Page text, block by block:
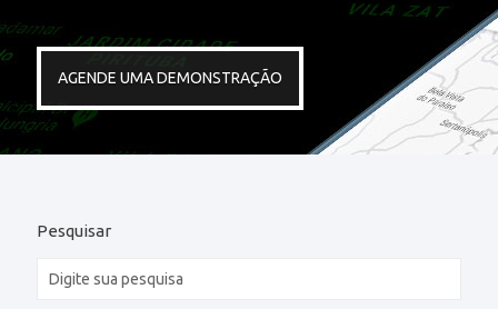
AGENDE UMA DEMONSTRAÇÃO
Pesquisar